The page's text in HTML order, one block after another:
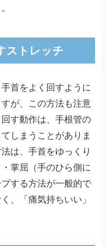
ストレッチ
首をよく回すように
が、この方法も注意
す動作は、手根管の
しまうことがありま
は、手首をゆっくり
掌屈（手のひら側に
する方法が一般的で
、「痛気持ちいい」